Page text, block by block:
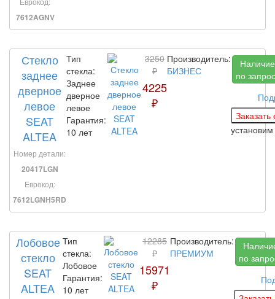
7612AGNV
Стекло
заднее
дверное
левое
SEAT
ALTEA
Номер детали:
20417LGN
Еврокод:
7612LGNH5RD
Тип
стекла:
Заднее
дверное
левое
Гарантия:
10 лет
3250
₽
4225
₽
Производитель:
БИЗНЕС
Наличие
по
установим
Лобовое
стекло
SEAT
ALTEA
Тип
стекла:
Лобовое
Гарантия:
10 лет
12285
₽
15971
₽
Производитель:
ПРЕМИУМ
по